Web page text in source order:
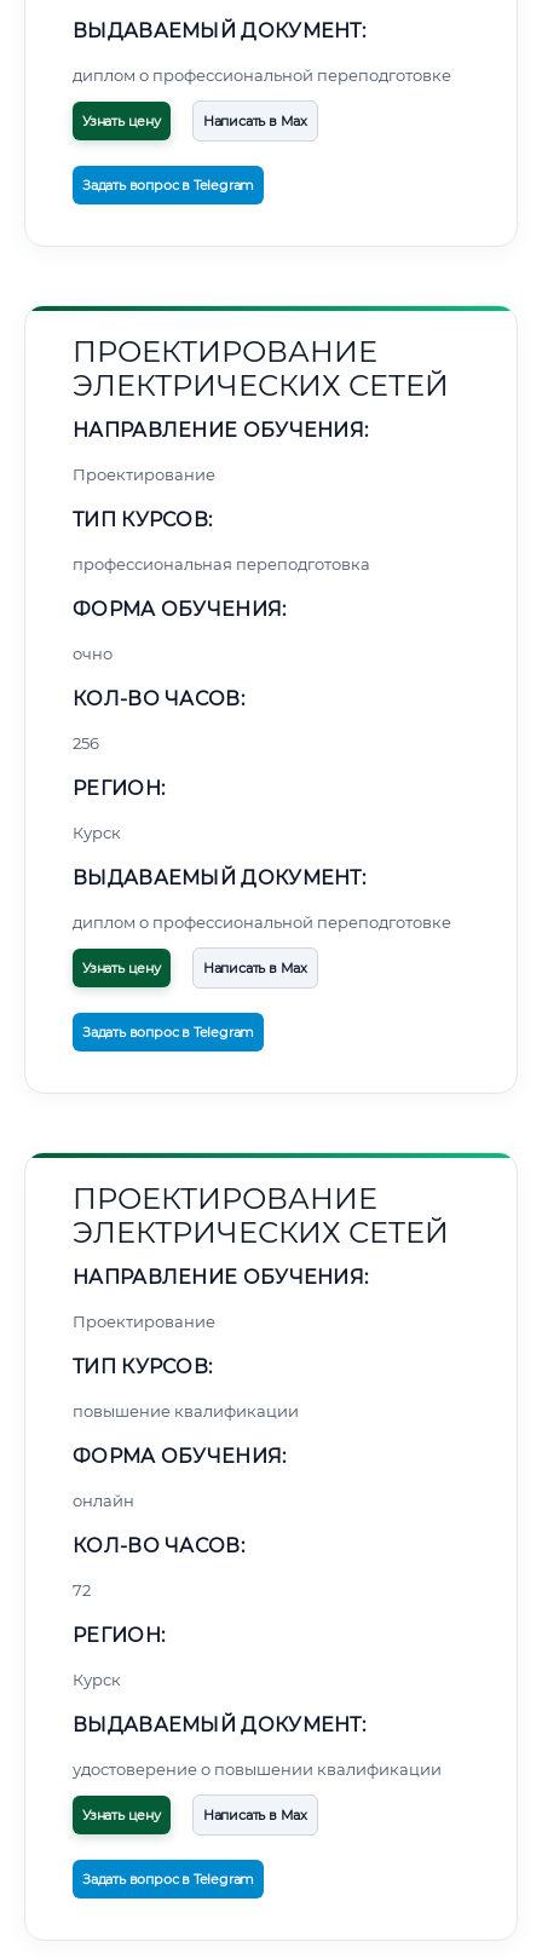
ВЫДАВАЕМЫЙ ДОКУМЕНТ:
диплом о профессиональной переподготовке
Узнать цену Написать в Max
Задать вопрос в Telegram
ПРОЕКТИРОВАНИЕ
ЭЛЕКТРИЧЕСКИХ СЕТЕЙ
НАПРАВЛЕНИЕ ОБУЧЕНИЯ:
Проектирование
ТИП КУРСОВ:
профессиональная переподготовка
ФОРМА ОБУЧЕНИЯ:
очно
КОЛ-ВО ЧАСОВ:
256
РЕГИОН:
Курск
ВЫДАВАЕМЫЙ ДОКУМЕНТ:
диплом о профессиональной переподготовке
Узнать цену Написать в Max
Задать вопрос в Telegram
ПРОЕКТИРОВАНИЕ
ЭЛЕКТРИЧЕСКИХ СЕТЕЙ
НАПРАВЛЕНИЕ ОБУЧЕНИЯ:
Проектирование
ТИП КУРСОВ:
повышение квалификации
ФОРМА ОБУЧЕНИЯ:
онлайн
КОЛ-ВО ЧАСОВ:
72
РЕГИОН:
Курск
ВЫДАВАЕМЫЙ ДОКУМЕНТ:
удостоверение о повышении квалификации
Узнать цену Написать в Max
Задать вопрос в Telegram